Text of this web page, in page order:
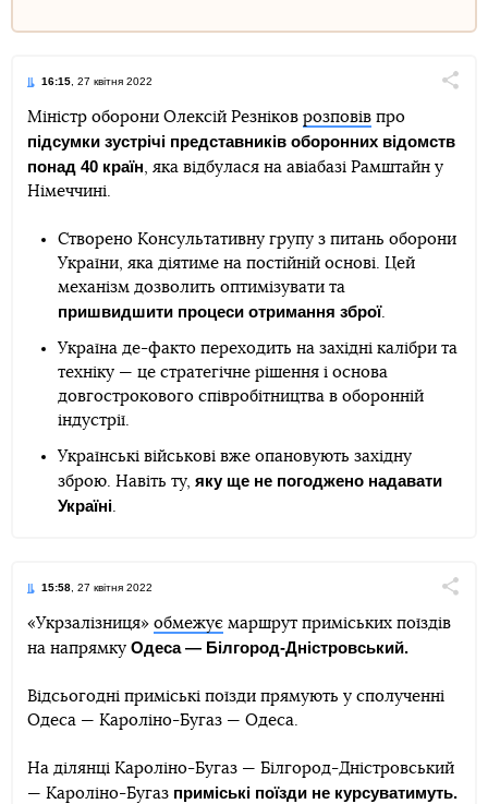
16:15, 27 квітня 2022
TelegramFacebookTwitter
Міністр оборони Олексій Резніков розповів про
підсумки зустрічі представників оборонних відомств
понад 40 країн, яка відбулася на авіабазі Рамштайн у
Німеччині.
Створено Консультативну групу з питань оборони
України, яка діятиме на постійній основі. Цей
механізм дозволить оптимізувати та
пришвидшити процеси отримання зброї.
Україна де-факто переходить на західні калібри та
техніку — це стратегічне рішення і основа
довгострокового співробітництва в оборонній
індустрії.
Українські військові вже опановують західну
зброю. Навіть ту, яку ще не погоджено надавати
Україні.
15:58, 27 квітня 2022
TelegramFacebookTwitter
«Укрзалізниця» обмежує маршрут приміських поїздів
на напрямку Одеса — Білгород-Дністровський.
Відсьогодні приміські поїзди прямують у сполученні
Одеса — Кароліно-Бугаз — Одеса.
На ділянці Кароліно-Бугаз — Білгород-Дністровський
— Кароліно-Бугаз приміські поїзди не курсуватимуть.